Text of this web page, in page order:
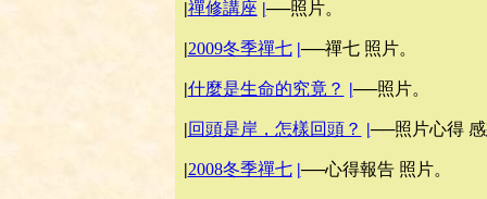
|禪修講座 |──照片。
|2009冬季禪七 |──禪七 照片。
|什麼是生命的究竟？ |──照片。
|回頭是岸，怎樣回頭？ |──照片心得
|2008冬季禪七 |──心得報告 照片。